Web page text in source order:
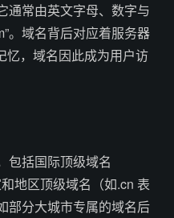
通常由英文字母、数字与
。域名背后对应着服务器
忆，域名因此成为用户访
包括国际顶级域名
地区顶级域名（如.cn 表
部分大城市专属的域名后